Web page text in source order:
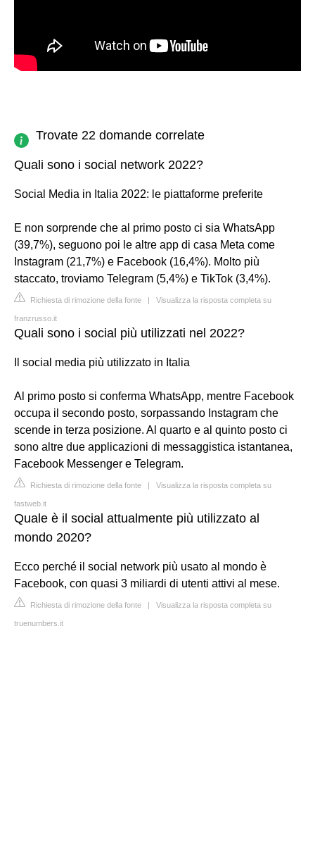
Trovate 22 domande correlate
Quali sono i social network 2022?
Social Media in Italia 2022: le piattaforme preferite
E non sorprende che al primo posto ci sia WhatsApp
(39,7%), seguono poi le altre app di casa Meta come
Instagram (21,7%) e Facebook (16,4%). Molto più
staccato, troviamo Telegram (5,4%) e TikTok (3,4%).
Richiesta di rimozione della fonte | Visualizza la risposta completa su
franzrusso.it
Quali sono i social più utilizzati nel 2022?
Il social media più utilizzato in Italia
Al primo posto si conferma WhatsApp, mentre Facebook
occupa il secondo posto, sorpassando Instagram che
scende in terza posizione. Al quarto e al quinto posto ci
sono altre due applicazioni di messaggistica istantanea,
Facebook Messenger e Telegram.
Richiesta di rimozione della fonte | Visualizza la risposta completa su
fastweb.it
Quale è il social attualmente più utilizzato al
mondo 2020?
Ecco perché il social network più usato al mondo è
Facebook, con quasi 3 miliardi di utenti attivi al mese.
Richiesta di rimozione della fonte | Visualizza la risposta completa su
truenumbers.it